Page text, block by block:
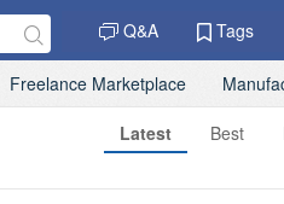
Q&A Tags
Freelance Marketplace
Best
Latest